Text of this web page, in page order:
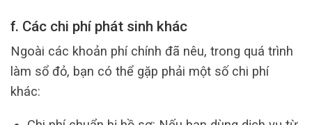
f. Các chi phí phát sinh khác
Ngoài các khoản phí chính đã nêu, trong quá trình
làm sổ đỏ, bạn có thể gặp phải một số chi phí
khác: